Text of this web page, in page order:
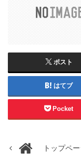
ポスト
はてブ
Pocket
トップペ